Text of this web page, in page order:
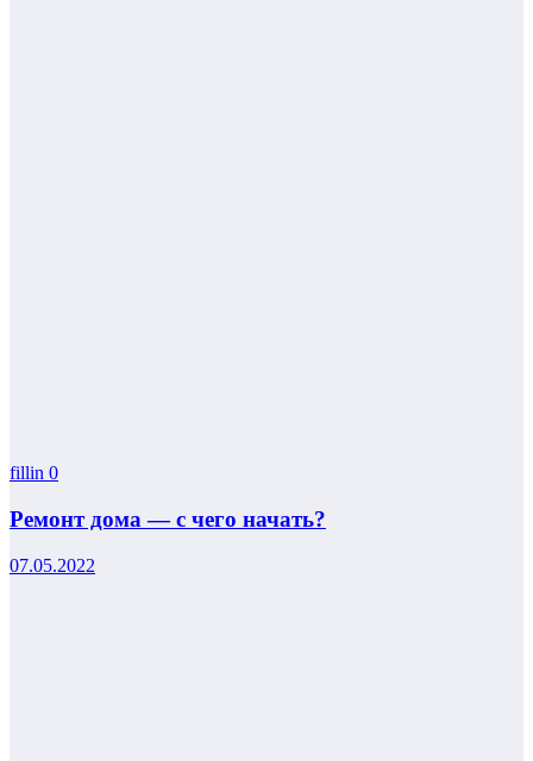
fillin 0
Ремонт дома — с чего начать?
07.05.2022